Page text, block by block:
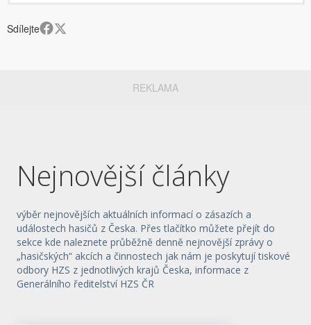
Sdílejte
REKLAMA
Nejnovější články
výběr nejnovějších aktuálních informací o zásazích a
událostech hasičů z Česka. Přes tlačítko můžete přejít do
sekce kde naleznete průběžně denně nejnovější zprávy o
„hasičských“ akcích a činnostech jak nám je poskytují tiskové
odbory HZS z jednotlivých krajů Česka, informace z
Generálního ředitelství HZS ČR